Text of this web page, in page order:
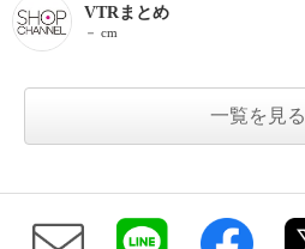
VTRまとめ
－ cm
一覧を見る